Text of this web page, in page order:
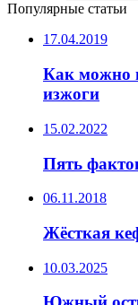
Популярные статьи
17.04.2019
Как можно
изжоги
15.02.2022
Пять
06.11.2018
Жёсткая
10.03.2025